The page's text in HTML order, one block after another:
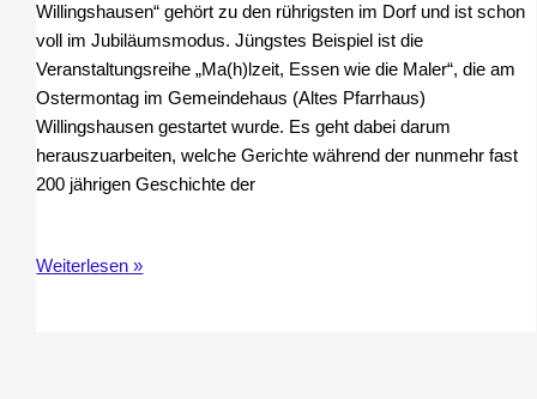
Willingshausen“ gehört zu den rührigsten im Dorf und ist schon
voll im Jubiläumsmodus. Jüngstes Beispiel ist die
Veranstaltungsreihe „Ma(h)lzeit, Essen wie die Maler“, die am
Ostermontag im Gemeindehaus (Altes Pfarrhaus)
Willingshausen gestartet wurde. Es geht dabei darum
herauszuarbeiten, welche Gerichte während der nunmehr fast
200 jährigen Geschichte der
Ma(h)lzeit,
Weiterlesen »